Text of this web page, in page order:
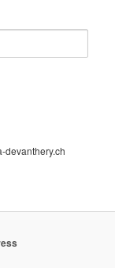
devanthery.ch